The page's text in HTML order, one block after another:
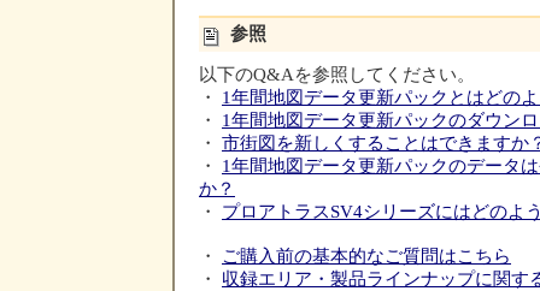
参照
以下のQ&Aを参照してください。
・ 1年間地図データ更新パックとはどの
・ 1年間地図データ更新パックのダウン
・ 市街図を新しくすることはできますか
・ 1年間地図データ更新パックのデータ
か？
・ プロアトラスSV4シリーズにはどのよ
・
ご購入前の基本的なご質問はこちら
・ 収録エリア・製品ラインナップに関す